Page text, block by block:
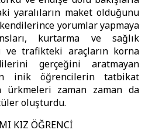
yaralıların maket olduğunu
yorumlar yapmaya
kurtarma ve sağlık
ve trafikteki araçların korna
gerçeğini aratmayan
inik öğrencilerin tatbikat
ürkmeleri zaman zaman da
oluşturdu.
KIZ ÖĞRENCİ